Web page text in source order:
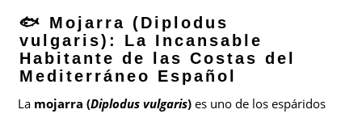
🐟 Mojarra (Diplodus
vulgaris): La Incansable
Habitante de las Costas del
Mediterráneo Español
La mojarra (Diplodus vulgaris) es uno de los espáridos